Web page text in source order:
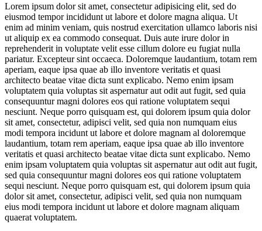
Lorem ipsum dolor sit amet, consectetur adipisicing elit, sed do
eiusmod tempor incididunt ut labore et dolore magna aliqua. Ut
enim ad minim veniam, quis nostrud exercitation ullamco laboris nisi
ut aliquip ex ea commodo consequat. Duis aute irure dolor in
reprehenderit in voluptate velit esse cillum dolore eu fugiat nulla
pariatur. Excepteur sint occaeca. Doloremque laudantium, totam rem
aperiam, eaque ipsa quae ab illo inventore veritatis et quasi
architecto beatae vitae dicta sunt explicabo. Nemo enim ipsam
voluptatem quia voluptas sit aspernatur aut odit aut fugit, sed quia
consequuntur magni dolores eos qui ratione voluptatem sequi
nesciunt. Neque porro quisquam est, qui dolorem ipsum quia dolor
sit amet, consectetur, adipisci velit, sed quia non numquam eius
modi tempora incidunt ut labore et dolore magnam al doloremque
laudantium, totam rem aperiam, eaque ipsa quae ab illo inventore
veritatis et quasi architecto beatae vitae dicta sunt explicabo. Nemo
enim ipsam voluptatem quia voluptas sit aspernatur aut odit aut fugit,
sed quia consequuntur magni dolores eos qui ratione voluptatem
sequi nesciunt. Neque porro quisquam est, qui dolorem ipsum quia
dolor sit amet, consectetur, adipisci velit, sed quia non numquam
eius modi tempora incidunt ut labore et dolore magnam aliquam
quaerat voluptatem.